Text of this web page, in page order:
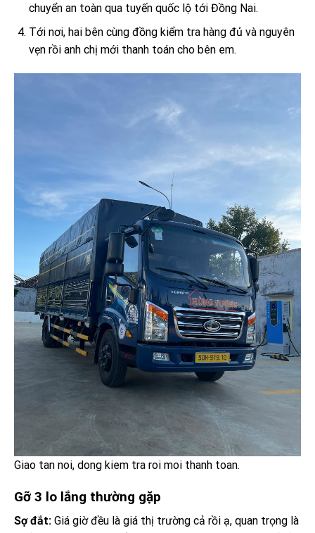
chuyển an toàn qua tuyến quốc lộ tới Đồng Nai.
Tới nơi, hai bên cùng đồng kiểm tra hàng đủ và nguyên
vẹn rồi anh chị mới thanh toán cho bên em.
Giao tan noi, dong kiem tra roi moi thanh toan.
Gỡ 3 lo lắng thường gặp
Sợ đắt: Giá giờ đều là giá thị trường cả rồi ạ, quan trọng là